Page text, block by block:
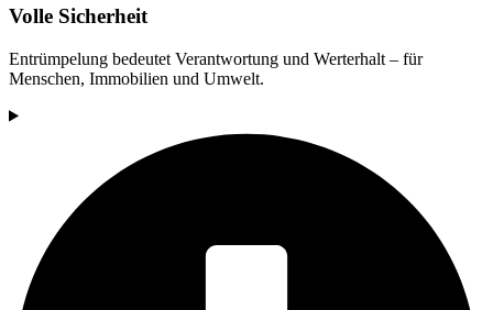
Volle Sicherheit
Entrümpelung bedeutet Verantwortung und Werterhalt – für
Menschen, Immobilien und Umwelt.